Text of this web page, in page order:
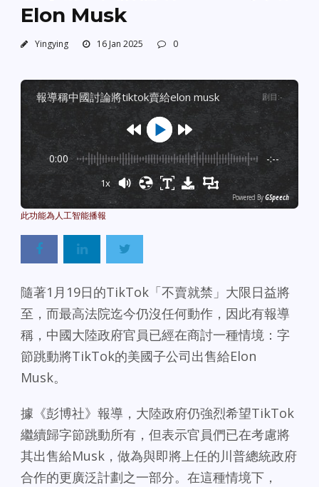
Elon Musk
Yingying 16 Jan 2025 0
報導稱中國討論將tiktok賣給elon musk 剧目 :-
0:00 -:--
1x
Powered By GSpeech
隨著1月19日的TikTok「不賣就禁」大限日益將
至，而最高法院迄今仍沒任何動作，因此有報導
稱，中國大陸政府官員已經在商討一種情境：字
節跳動將TikTok的美國子公司出售給Elon
Musk。
據《彭博社》報導，大陸政府仍強烈希望TikTok
繼續歸字節跳動所有，但表示官員們已在考慮將
其出售給Musk，做為與即將上任的川普總統政府
合作的更廣泛計劃之一部分。在這種情境下，